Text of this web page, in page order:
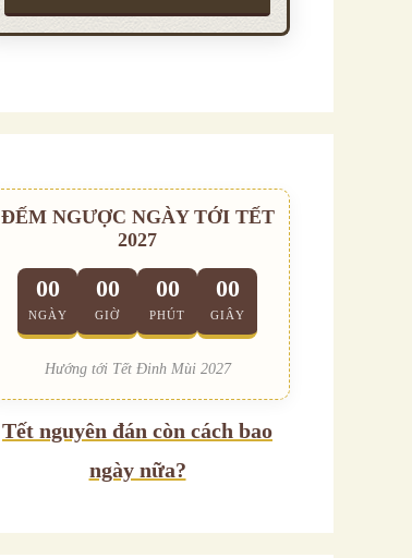
ĐẾM NGƯỢC NGÀY TỚI TẾT
2027
00
NGÀY
00
GIỜ
00
PHÚT
00
GIÂY
Hướng tới Tết Đinh Mùi 2027
Tết nguyên đán còn cách bao
ngày nữa?